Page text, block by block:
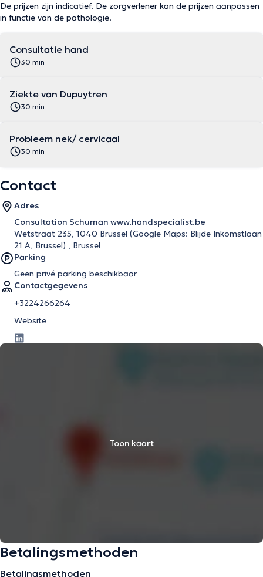
De prijzen zijn indicatief. De zorgverlener kan de prijzen aanpassen
in functie van de pathologie.
Consultatie hand
30 min
Ziekte van Dupuytren
30 min
Probleem nek/ cervicaal
30 min
Contact
Adres
Consultation Schuman www.handspecialist.be
Wetstraat 235, 1040 Brussel (Google Maps: Blijde Inkomstlaan
21 A, Brussel) , Brussel
Parking
Geen privé parking beschikbaar
Contactgegevens
+3224266264
Website
Toon kaart
Betalingsmethoden
Betalingsmethoden